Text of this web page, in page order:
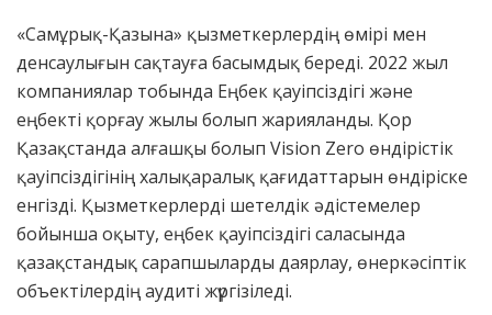
«Самұрық-Қазына» қызметкерлердің өмірі мен
денсаулығын сақтауға басымдық береді. 2022 жыл
компаниялар тобында Еңбек қауіпсіздігі және
еңбекті қорғау жылы болып жарияланды. Қор
Қазақстанда алғашқы болып Vision Zero өндірістік
қауіпсіздігінің халықаралық қағидаттарын өндіріске
енгізді. Қызметкерлерді шетелдік әдістемелер
бойынша оқыту, еңбек қауіпсіздігі саласында
қазақстандық сарапшыларды даярлау, өнеркәсіптік
объектілердің аудиті жүргізіледі.